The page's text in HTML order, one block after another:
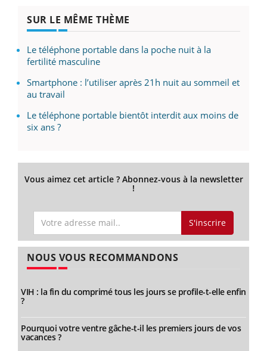
SUR LE MÊME THÈME
Le téléphone portable dans la poche nuit à la
fertilité masculine
Smartphone : l’utiliser après 21h nuit au sommeil et
au travail
Le téléphone portable bientôt interdit aux moins de
six ans ?
Vous aimez cet article ? Abonnez-vous à la newsletter
!
S'inscrire
NOUS VOUS RECOMMANDONS
VIH : la fin du comprimé tous les jours se profile-t-elle enfin
?
Pourquoi votre ventre gâche-t-il les premiers jours de vos
vacances ?